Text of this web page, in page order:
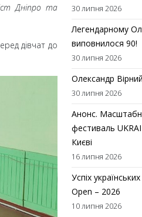
Дніпро та
дівчат до
30 липня 2026
Легендарному
виповнилося 90!
30 липня 2026
Олександр
30 липня 2026
Анонс.
фестиваль
Києві
16 липня 2026
Успіх
Open – 2026
10 липня 2026